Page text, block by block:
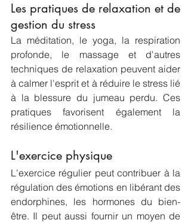
Les pratiques de relaxation et de
gestion du stress
La méditation, le yoga, la respiration
profonde, le massage et d'autres
techniques de relaxation peuvent aider
à calmer l'esprit et à réduire le stress lié
à la blessure du jumeau perdu. Ces
pratiques favorisent également la
résilience émotionnelle.
L'exercice physique
L'exercice régulier peut contribuer à la
régulation des émotions en libérant des
endorphines, les hormones du bien-
être. Il peut aussi fournir un moyen de